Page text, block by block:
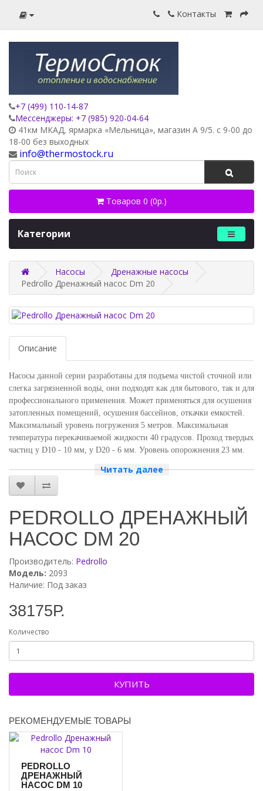
Контакты
+7 (499) 110-14-87
Мессенджеры: +7 (985) 920-04-64
41км МКАД, ярмарка «Мельница», магазин А 9/5. с 9-00 до
18-00 без выходных
info@thermostock.ru
Товаров 0 (0р.)
Категории
Насосы
Дренажные насосы
Pedrollo Дренажный насос Dm 20
Описание
Насосы данной серии разработаны для подъема чистой сточной или
слегка загрязненной воды, они подходят как для бытового, так и для
профессионального применения. Может применяться для осушения
затопленных помещений, осушения бассейнов, откачки емкостей.
Максимальный уровень погружения 5 метров. Максимальная
температура перекачиваемой жидкости 40 градусов. Проход твердых
частиц у D10 - 10 мм, у D20 - 6 мм. Уровень опорожнения 23 мм.
питания длиной 5 метров. Насосная часть выполнена из чугуна,
корпус двигателя из нержавеющей стали, рабочее колесо из
Макс. расход m3/ч 12.00
Макс. напор м.
20.00
Мощность, кВт0.75
Читать далее
PEDROLLO ДРЕНАЖНЫЙ
НАСОС DM 20
Производитель: Pedrollo
Модель: 2093
Наличие: Под заказ
38175Р.
Количество
КУПИТЬ
РЕКОМЕНДУЕМЫЕ ТОВАРЫ
PEDROLLO
ДРЕНАЖНЫЙ
НАСОС DM 10